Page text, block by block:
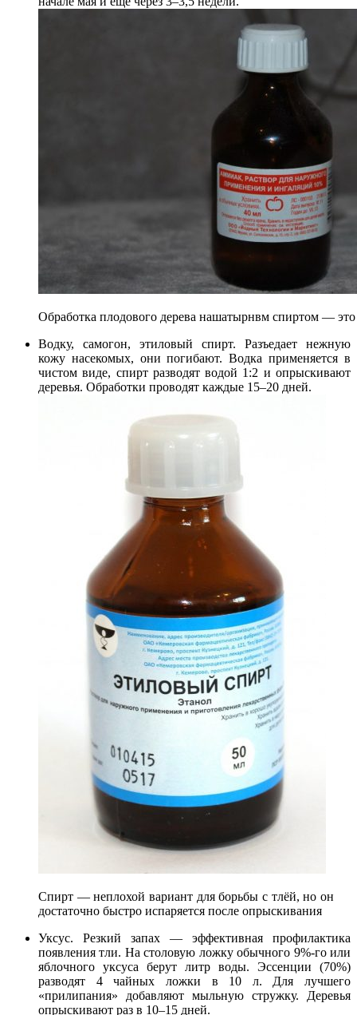
Обработка плодового дерева нашатырнвм спиртом —
Водку, самогон, этиловый спирт. Разъедает нежную
кожу насекомых, они погибают. Водка применяется в
чистом виде, спирт разводят водой 1:2 и опрыскивают
деревья. Обработки проводят каждые 15–20 дней.
Спирт — неплохой вариант для борьбы с тлёй, но он
достаточно быстро испаряется после опрыскивания
Уксус. Резкий запах — эффективная профилактика
появления тли. На столовую ложку обычного 9%-го или
яблочного уксуса берут литр воды. Эссенции (70%)
разводят 4 чайных ложки в 10 л. Для лучшего
«прилипания» добавляют мыльную стружку. Деревья
опрыскивают раз в 10–15 дней.